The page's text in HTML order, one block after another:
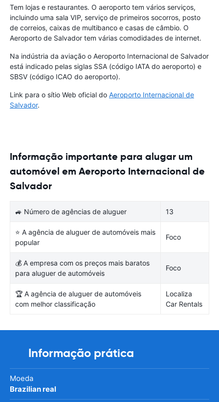
Tem lojas e restaurantes. O aeroporto tem vários serviços,
incluindo uma sala VIP, serviço de primeiros socorros, posto
de correios, caixas de multibanco e casas de câmbio. O
Aeroporto de Salvador tem várias comodidades de internet.
Na indústria da aviação o Aeroporto Internacional de Salvador
está indicado pelas siglas SSA (código IATA do aeroporto) e
SBSV (código ICAO do aeroporto).
Link para o sítio Web oficial do Aeroporto Internacional de
Salvador.
Informação importante para alugar um
automóvel em Aeroporto Internacional de
Salvador
🚙 Número de agências de aluguer 13
⭐ A agência de aluguer de automóveis mais
popular
Foco
💰 A empresa com os preços mais baratos
para aluguer de automóveis
Foco
🏆 A agência de aluguer de automóveis
com melhor classificação
Localiza
Car Rentals
Informação prática
Moeda
Brazilian real